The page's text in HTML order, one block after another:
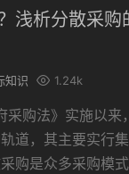
浅析分散采购
知识 1.24k
购法》实施以来
道，其主要实行
购是众多采购模